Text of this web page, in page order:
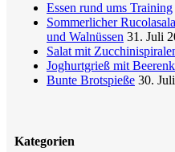
Essen rund ums Training
Sommerlicher
und Walnüssen 31. Juli
Salat mit
Joghurtgrieß mit
Bunte Brotspieße 30.
Kategorien